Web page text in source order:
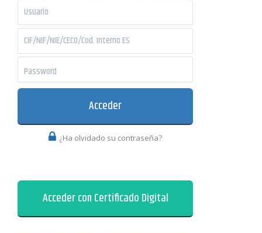
password
Acceder
¿Ha olvidado su contraseña?
Acceder con Certificado Digital